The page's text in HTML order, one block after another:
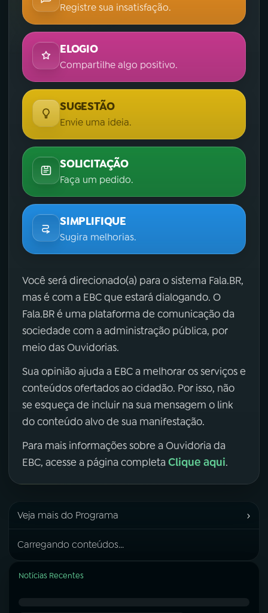
Registre sua insatisfação.
ELOGIO
Compartilhe algo positivo.
SUGESTÃO
Envie uma ideia.
SOLICITAÇÃO
Faça um pedido.
SIMPLIFIQUE
Sugira melhorias.
Você será direcionado(a) para o sistema Fala.BR,
mas é com a EBC que estará dialogando. O
Fala.BR é uma plataforma de comunicação da
sociedade com a administração pública, por
meio das Ouvidorias.
Sua opinião ajuda a EBC a melhorar os serviços e
conteúdos ofertados ao cidadão. Por isso, não
se esqueça de incluir na sua mensagem o link
do conteúdo alvo de sua manifestação.
Para mais informações sobre a Ouvidoria da
EBC, acesse a página completa Clique aqui.
Veja mais do Programa ›
Carregando conteúdos...
Notícias Recentes